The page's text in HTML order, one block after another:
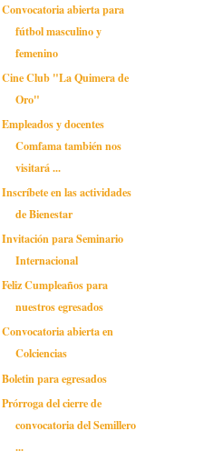
Convocatoria abierta para
fútbol masculino y
femenino
Cine Club "La Quimera de
Oro"
Empleados y docentes
Comfama también nos
visitará ...
Inscríbete en las actividades
de Bienestar
Invitación para Seminario
Internacional
Feliz Cumpleaños para
nuestros egresados
Convocatoria abierta en
Colciencias
Boletin para egresados
Prórroga del cierre de
convocatoria del Semillero
...